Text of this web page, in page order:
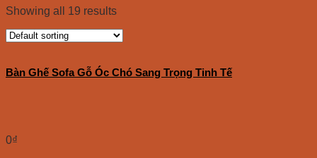
Showing all 19 results
Bàn Ghế Sofa Gỗ Óc Chó Sang Trọng Tinh Tế
0₫